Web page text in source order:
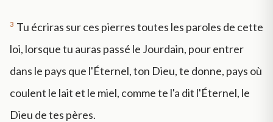
3 Tu écriras sur ces pierres toutes les paroles de cette
loi, lorsque tu auras passé le Jourdain, pour entrer
dans le pays que l'Éternel, ton Dieu, te donne, pays où
coulent le lait et le miel, comme te l'a dit l'Éternel, le
Dieu de tes pères.